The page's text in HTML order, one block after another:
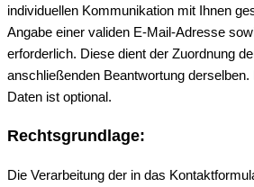
individuellen Kommunikation mit Ihnen
Angabe einer validen E-Mail-Adresse
erforderlich. Diese dient der Zuordnung
anschließenden Beantwortung derselben.
Daten ist optional.
Rechtsgrundlage:
Die Verarbeitung der in das